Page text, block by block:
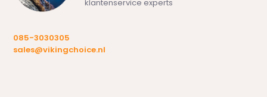
klantenservice experts
085-3030305
sales@vikingchoice.nl